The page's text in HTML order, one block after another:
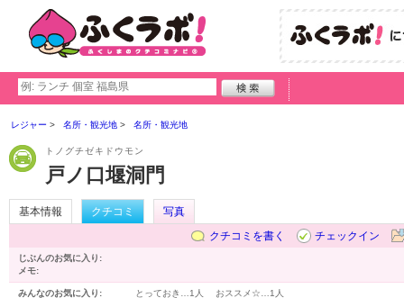
レジャー 名所・観光地 名所・観光地
トノグチゼキドウモン
戸ノ口堰洞門
基本情報 クチコミ
写真
クチコミを書く
チェックイン
じぶんのお気に入り:
メモ:
みんなのお気に入り: とっておき… 1人 おススメ☆… 1人